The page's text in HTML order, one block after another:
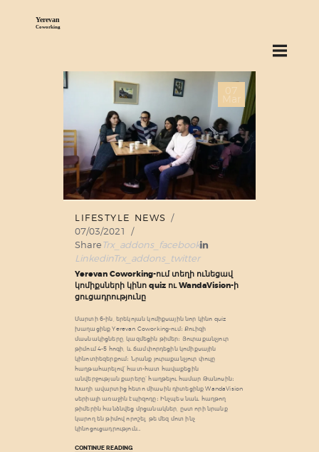
ABOUT US
SERVICES
PRICING
BLOG
FIND US
07
Mar
LIFESTYLE NEWS
07/03/2021
ShareTrx_addons_facebook
LinkedinTrx_addons_twitter
Yerevan Coworking-ում տեղի ունեցավ
կոմիքսների կինո quiz ու WandaVision-ի
ցուցադրությունը
Մարտի 6-ին, երեկոյան կոմիքսային նոր կինո quiz
խաղացինք Yerevan Coworking-ում։ Քուիզի
մասնակիցները, կազմեցին թիմեր։ Յուրաքանչյուր
թիմում 4-5 հոգի, և ճամփորդեցին կոմիքսային
կինոտիեզերքում։ Նրանք յուրաքանչյուր փուլը
հաղթահարելով՝ հատ-հատ հավաքեցին
անվերջության քարերը՝ հաղթելու համար Թանոսին։
Խաղի ավարտից հետո միասին դիտեցինք WandaVision
սերիալի առաջին էպիզոդը։ Ինչպես նաև հաղթող
թիմերին հանձնվեց մրցանակներ, ըստ որի նրանք
կարող են թիմով որոշել, թե մեզ մոտ ինչ
կինոցուցադրություն…
CONTINUE READING